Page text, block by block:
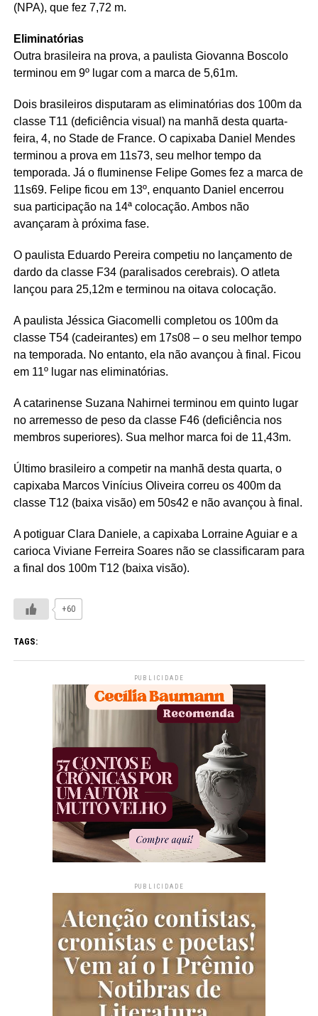
(NPA), que fez 7,72 m.
Eliminatórias
Outra brasileira na prova, a paulista Giovanna Boscolo
terminou em 9º lugar com a marca de 5,61m.
Dois brasileiros disputaram as eliminatórias dos 100m da
classe T11 (deficiência visual) na manhã desta quarta-
feira, 4, no Stade de France. O capixaba Daniel Mendes
terminou a prova em 11s73, seu melhor tempo da
temporada. Já o fluminense Felipe Gomes fez a marca de
11s69. Felipe ficou em 13º, enquanto Daniel encerrou
sua participação na 14ª colocação. Ambos não
avançaram à próxima fase.
O paulista Eduardo Pereira competiu no lançamento de
dardo da classe F34 (paralisados cerebrais). O atleta
lançou para 25,12m e terminou na oitava colocação.
A paulista Jéssica Giacomelli completou os 100m da
classe T54 (cadeirantes) em 17s08 – o seu melhor tempo
na temporada. No entanto, ela não avançou à final. Ficou
em 11º lugar nas eliminatórias.
A catarinense Suzana Nahirnei terminou em quinto lugar
no arremesso de peso da classe F46 (deficiência nos
membros superiores). Sua melhor marca foi de 11,43m.
Último brasileiro a competir na manhã desta quarta, o
capixaba Marcos Vinícius Oliveira correu os 400m da
classe T12 (baixa visão) em 50s42 e não avançou à final.
A potiguar Clara Daniele, a capixaba Lorraine Aguiar e a
carioca Viviane Ferreira Soares não se classificaram para
a final dos 100m T12 (baixa visão).
+60
TAGS:
PUBLICIDADE
PUBLICIDADE